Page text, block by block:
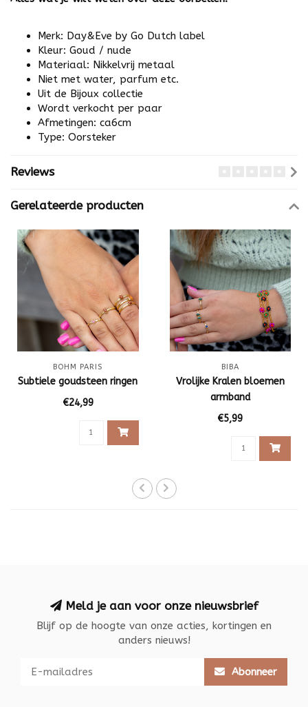
Merk: Day&Eve by Go Dutch label
Kleur: Goud / nude
Materiaal: Nikkelvrij metaal
Niet met water, parfum etc.
Uit de Bijoux collectie
Wordt verkocht per paar
Afmetingen: ca6cm
Type: Oorsteker
Reviews
Gerelateerde producten
BOHM PARIS
Subtiele goudsteen ringen
€24,99
BIBA
Vrolijke Kralen bloemen
armband
€5,99
Meld je aan voor onze nieuwsbrief
Blijf op de hoogte van onze acties, kortingen en
anders nieuws!
Abonneer